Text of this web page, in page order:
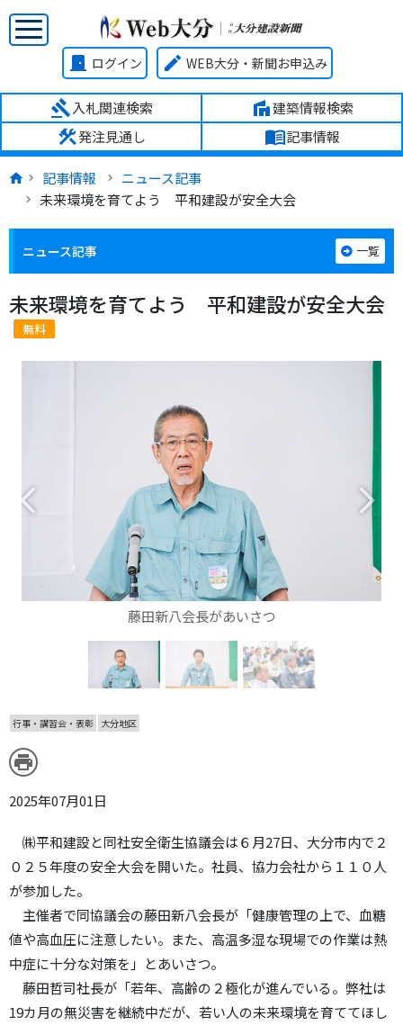
door_front ログイン edit WEB大分・新聞お申込み
gavel入札関連検索 villa建築情報検索
construction発注見通し menu_book記事情報
記事情報
ニュース記事
未来環境を育てよう 平和建設が安全大会
ニュース記事 一覧
未来環境を育てよう 平和建設が安全大会
無料
藤田新八会長があいさつ
arrow_back_ios arrow_forward_ios
行事・講習会・表彰 大分地区
print
2025年07月01日
㈱平和建設と同社安全衛生協議会は６月27日、大分市内で２
０２５年度の安全大会を開いた。社員、協力会社から１１０人
が参加した。
主催者で同協議会の藤田新八会長が「健康管理の上で、血糖
値や高血圧に注意したい。また、高温多湿な現場での作業は熱
中症に十分な対策を」とあいさつ。
藤田哲司社長が「若年、高齢の２極化が進んでいる。弊社は
19カ月の無災害を継続中だが、若い人の未来環境を育ててほし